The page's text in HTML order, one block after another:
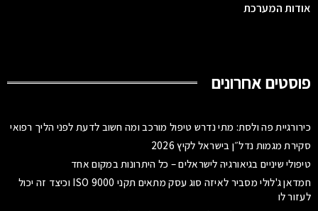
אודות המערכת
פוסטים אחרונים
כירורגיית פה ולסת: מתי נדרש טיפול מורכב ומה חשוב לדעת לפני הליך רפואי
סקירת מגמות נדל״ן בישראל לקיץ 2026
טיפולי שיניים בגיאורגיה לישראלים – כל היתרונות במקום אחד
חמדאן ג'לולי מסביר לאיזה סוג עסק מתאים תקני ISO 9000 וכיצד זה יכול
לעזור לו